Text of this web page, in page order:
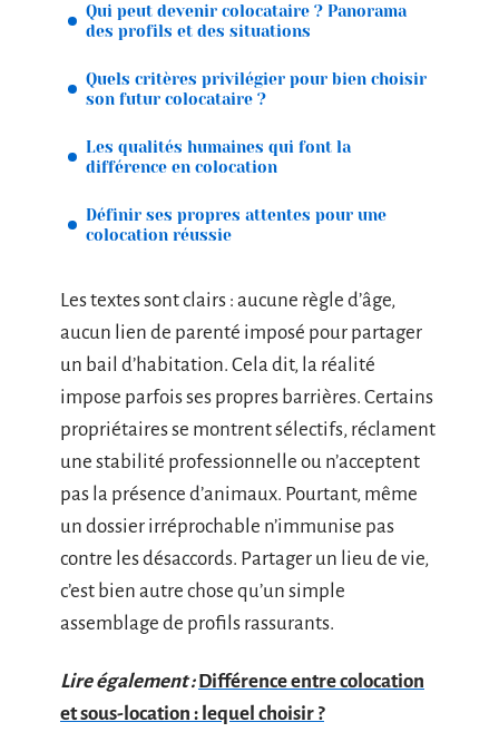
Qui peut devenir colocataire ? Panorama
des profils et des situations
Quels critères privilégier pour bien choisir
son futur colocataire ?
Les qualités humaines qui font la
différence en colocation
Définir ses propres attentes pour une
colocation réussie
Les textes sont clairs : aucune règle d’âge,
aucun lien de parenté imposé pour partager
un bail d’habitation. Cela dit, la réalité
impose parfois ses propres barrières. Certains
propriétaires se montrent sélectifs, réclament
une stabilité professionnelle ou n’acceptent
pas la présence d’animaux. Pourtant, même
un dossier irréprochable n’immunise pas
contre les désaccords. Partager un lieu de vie,
c’est bien autre chose qu’un simple
assemblage de profils rassurants.
Lire également : Différence entre colocation
et sous-location : lequel choisir ?